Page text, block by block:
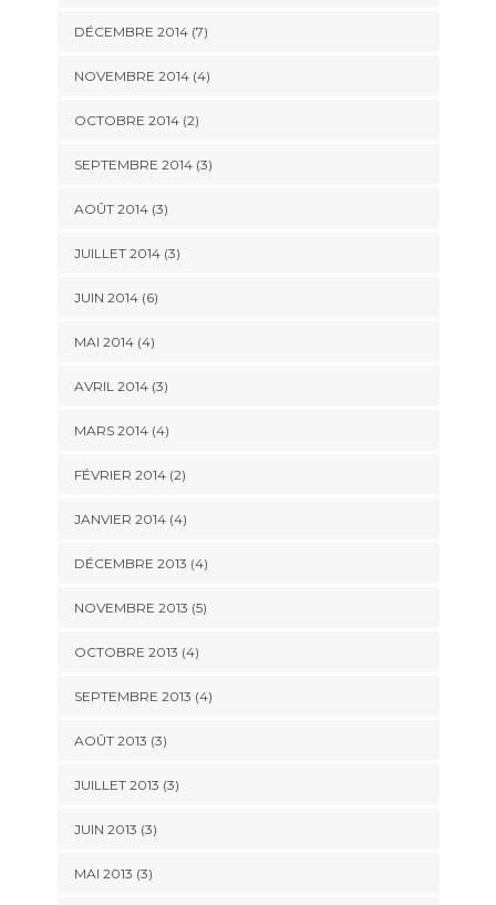
DÉCEMBRE 2014(7)
NOVEMBRE 2014(4)
OCTOBRE 2014(2)
SEPTEMBRE 2014(3)
AOÛT 2014(3)
JUILLET 2014(3)
JUIN 2014(6)
MAI 2014(4)
AVRIL 2014(3)
MARS 2014(4)
FÉVRIER 2014(2)
JANVIER 2014(4)
DÉCEMBRE 2013 (4)
NOVEMBRE 2013 (5)
OCTOBRE 2013 (4)
SEPTEMBRE 2013 (4)
AOÛT 2013 (3)
JUILLET 2013 (3)
JUIN 2013 (3)
MAI 2013 (3)